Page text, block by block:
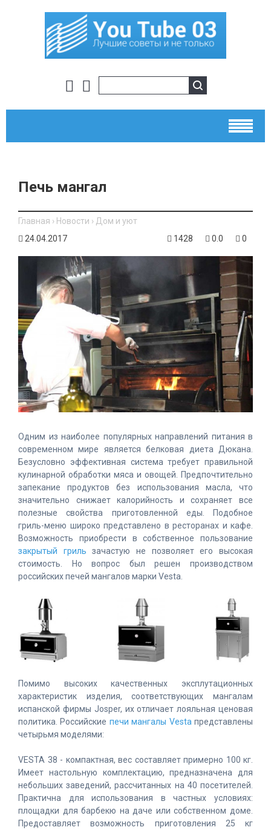
Печь мангал
Главная › Новости › Дом и уют
24.04.2017
1428 0.0 0
Одним из наиболее популярных направлений питания в
современном мире является белковая диета Дюкана.
Безусловно эффективная система требует правильной
кулинарной обработки мяса и овощей. Предпочтительно
запекание продуктов без использования масла, что
значительно снижает калорийность и сохраняет все
полезные свойства приготовленной еды. Подобное
гриль-меню широко представлено в ресторанах и кафе.
Возможность приобрести в собственное пользование
закрытый гриль зачастую не позволяет его высокая
стоимость. Но вопрос был решен производством
российских печей мангалов марки Vesta.
Помимо высоких качественных эксплутационных
характеристик изделия, соответствующих мангалам
испанской фирмы Josper, их отличает лояльная ценовая
политика. Российские печи мангалы Vesta представлены
четырьмя моделями:
VESTA 38 - компактная, вес составляет примерно 100 кг.
Имеет настольную комплектацию, предназначена для
небольших заведений, рассчитанных на 40 посетителей.
Практична для использования в частных условиях:
площадки для барбекю на даче или собственном доме.
Предоставляет возможность приготовления 25 кг